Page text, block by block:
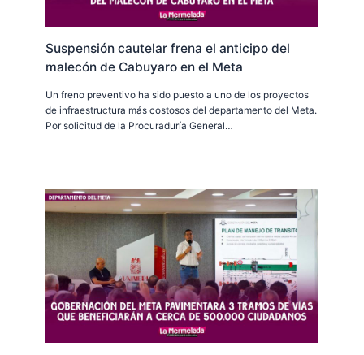
Suspensión cautelar frena el anticipo del
malecón de Cabuyaro en el Meta
Un freno preventivo ha sido puesto a uno de los proyectos
de infraestructura más costosos del departamento del Meta.
Por solicitud de la Procuraduría General…